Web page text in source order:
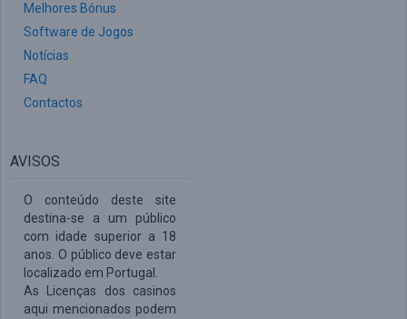
Melhores Bónus
Software de Jogos
Notícias
FAQ
Contactos
AVISOS
O conteúdo deste site
destina-se a um público
com idade superior a 18
anos. O público deve estar
localizado em Portugal.
As Licenças dos casinos
aqui mencionados podem